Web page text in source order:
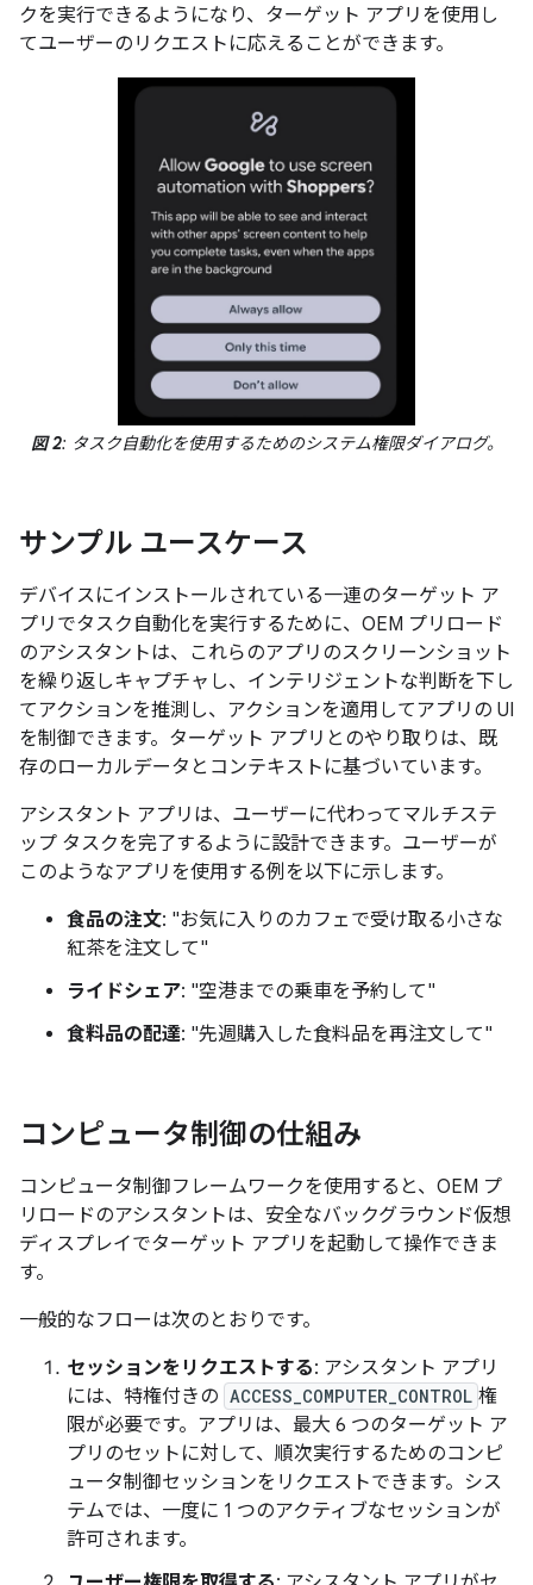
クを実行できるようになり、ターゲット アプリを使用し
てユーザーのリクエストに応えることができます。
図 2: タスク自動化を使用するためのシステム権限ダイアログ。
サンプル ユースケース
デバイスにインストールされている一連のターゲット ア
プリでタスク自動化を実行するために、OEM プリロード
のアシスタントは、これらのアプリのスクリーンショット
を繰り返しキャプチャし、インテリジェントな判断を下し
てアクションを推測し、アクションを適用してアプリの UI
を制御できます。ターゲット アプリとのやり取りは、既
存のローカルデータとコンテキストに基づいています。
アシスタント アプリは、ユーザーに代わってマルチステ
ップ タスクを完了するように設計できます。ユーザーが
このようなアプリを使用する例を以下に示します。
食品の注文: "お気に入りのカフェで受け取る小さな
紅茶を注文して"
ライドシェア: "空港までの乗車を予約して"
食料品の配達: "先週購入した食料品を再注文して"
コンピュータ制御の仕組み
コンピュータ制御フレームワークを使用すると、OEM プ
リロードのアシスタントは、安全なバックグラウンド仮想
ディスプレイでターゲット アプリを起動して操作できま
す。
一般的なフローは次のとおりです。
セッションをリクエストする: アシスタント アプリ
には、特権付きの ACCESS_COMPUTER_CONTROL 権
限が必要です。アプリは、最大 6 つのターゲット ア
プリのセットに対して、順次実行するためのコンピ
ュータ制御セッションをリクエストできます。シス
テムでは、一度に 1 つのアクティブなセッションが
許可されます。